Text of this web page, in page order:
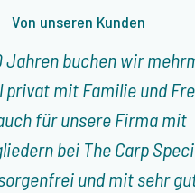
Von unseren Kunden
Jahren buchen wir
privat mit Familie und
für unsere Firma mit
bei The Carp
und mit sehr